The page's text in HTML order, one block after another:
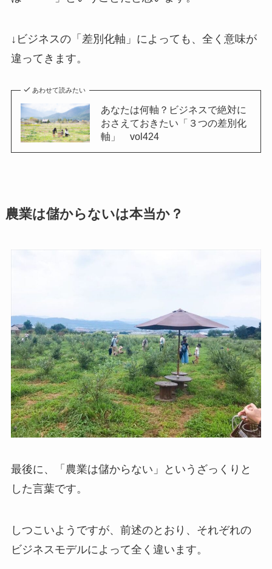
↓ビジネスの「差別化軸」によっても、全く意味が
違ってきます。
あわせて読みたい
あなたは何軸？ビジネスで絶対に
おさえておきたい「３つの差別化
軸」 vol424
農業は儲からないは本当か？
最後に、「農業は儲からない」というざっくりと
した言葉です。
しつこいようですが、前述のとおり、それぞれの
ビジネスモデルによって全く違います。